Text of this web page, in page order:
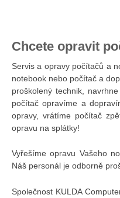
Chcete opravit
Servis a opravy počítačů a
notebook nebo počítač a
proškolený technik,
počítač opravíme a
opravy, vrátíme počítač
opravu na splátky!
Vyřešíme opravu Vašeho
Náš personál je odborně
Společnost KULDA